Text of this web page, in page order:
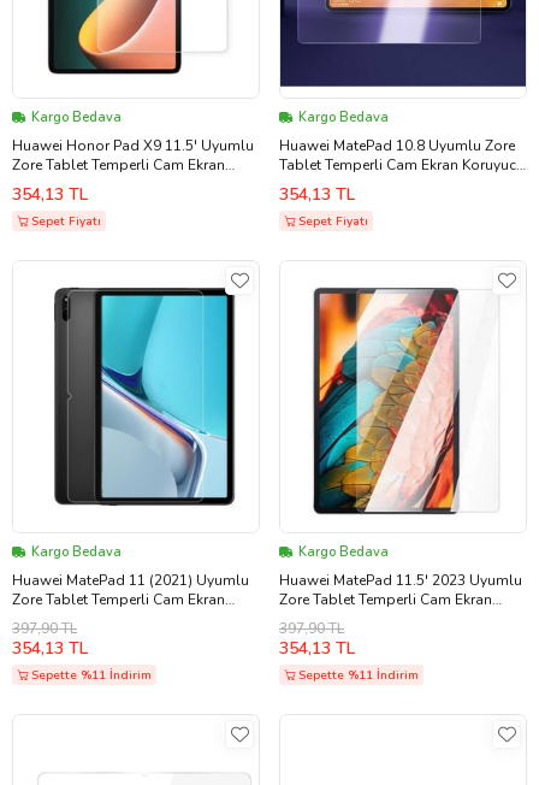
Kargo Bedava
Huawei Honor Pad X9 11.5' Uyumlu
Zore Tablet Temperli Cam Ekran
Koruyucu (Renksiz)
354,13 TL
Sepet Fiyatı
Kargo Bedava
Huawei MatePad 10.8 Uyumlu Zore
Tablet Temperli Cam Ekran Koruyucu
(Renksiz)
354,13 TL
Sepet Fiyatı
Kargo Bedava
Huawei MatePad 11 (2021) Uyumlu
Zore Tablet Temperli Cam Ekran
Koruyucu (Renksiz)
397,90 TL
354,13 TL
Sepette %11 İndirim
Kargo Bedava
Huawei MatePad 11.5' 2023 Uyumlu
Zore Tablet Temperli Cam Ekran
Koruyucu (Renksiz)
397,90 TL
354,13 TL
Sepette %11 İndirim